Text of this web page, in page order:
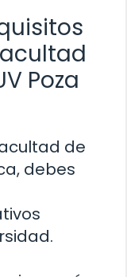
Poza
de
debes